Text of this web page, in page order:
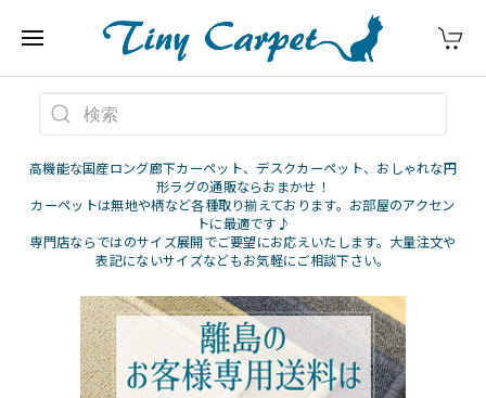
高機能な国産ロング廊下カーペット、デスクカーペット、おしゃれな円
形ラグの通販ならおまかせ！
カーペットは無地や柄など各種取り揃えております。お部屋のアクセン
トに最適です♪
専門店ならではのサイズ展開でご要望にお応えいたします。大量注文や
表記にないサイズなどもお気軽にご相談下さい。